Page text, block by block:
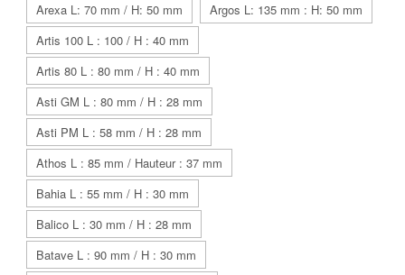
Arexa L: 70 mm / H: 50 mm
Argos L: 135 mm : H: 50 mm
Artis 100 L : 100 / H : 40 mm
Artis 80 L : 80 mm / H : 40 mm
Asti GM L : 80 mm / H : 28 mm
Asti PM L : 58 mm / H : 28 mm
Athos L : 85 mm / Hauteur : 37 mm
Bahia L : 55 mm / H : 30 mm
Balico L : 30 mm / H : 28 mm
Batave L : 90 mm / H : 30 mm